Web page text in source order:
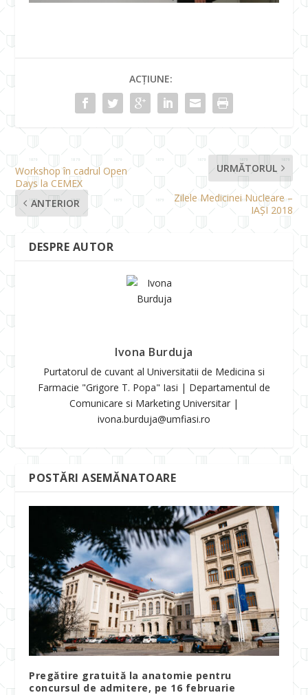
ACȚIUNE:
Workshop în cadrul Open
Days la CEMEX
ANTERIOR
URMĂTORUL
Zilele Medicinei Nucleare –
IAȘI 2018
DESPRE AUTOR
Ivona Burduja
Purtatorul de cuvant al Universitatii de Medicina si
Farmacie "Grigore T. Popa" Iasi | Departamentul de
Comunicare si Marketing Universitar |
ivona.burduja@umfiasi.ro
POSTĂRI ASEMĂNATOARE
Pregătire gratuită la anatomie pentru
concursul de admitere, pe 16 februarie